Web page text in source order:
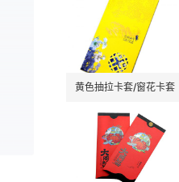
黄色抽拉卡套/窗花卡套